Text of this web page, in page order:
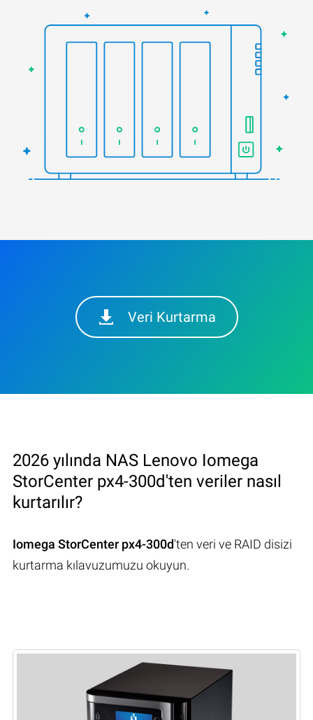
Veri Kurtarma
2026 yılında NAS Lenovo Iomega
StorCenter px4-300d'ten veriler nasıl
kurtarılır?
Iomega StorCenter px4-300d'ten veri ve RAID disizi
kurtarma kılavuzumuzu okuyun.